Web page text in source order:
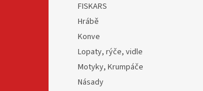
FISKARS
Hrábě
Konve
Lopaty, rýče, vidle
Motyky, Krumpáče
Násady